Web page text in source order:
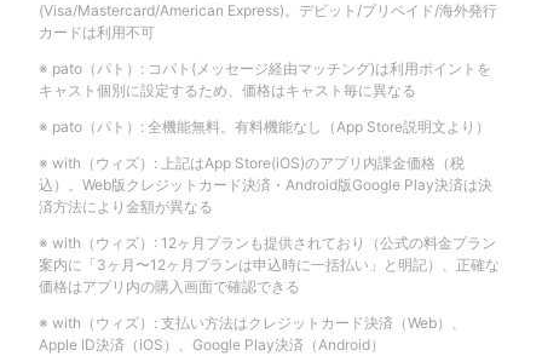
(Visa/Mastercard/American Express)。デビット/プリペイド/海外発行
カードは利用不可
※ pato（パト） : コパト(メッセージ経由マッチング)は利用ポイントを
キャスト個別に設定するため、価格はキャスト毎に異なる
※ pato（パト） : 全機能無料。有料機能なし（App Store説明文より）
※ with（ウィズ） : 上記はApp Store(iOS)のアプリ内課金価格（税
込）。Web版クレジットカード決済・Android版Google Play決済は決
済方法により金額が異なる
※ with（ウィズ） : 12ヶ月プランも提供されており（公式の料金プラン
案内に「3ヶ月〜12ヶ月プランは申込時に一括払い」と明記）、正確な
価格はアプリ内の購入画面で確認できる
※ with（ウィズ） : 支払い方法はクレジットカード決済（Web）、
Apple ID決済（iOS）、Google Play決済（Android）